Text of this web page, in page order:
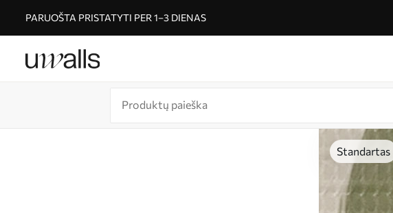
PARUOŠTA PRISTATYTI PER 1–3 DIENAS
Standartas